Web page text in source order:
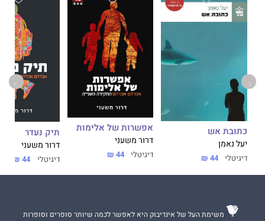
ברחבי הארץ.
כתובת אש
יעל נאמן
דיגיטלי 44 ₪
אפשרות של אלימות
דרור משעני
דיגיטלי 44 ₪
תיק נעדר
דרור משעני
דיגיטלי 44 ₪
משימת העל של אינדיבוק היא לאפשר לכמה שיותר סופרים וסופרות